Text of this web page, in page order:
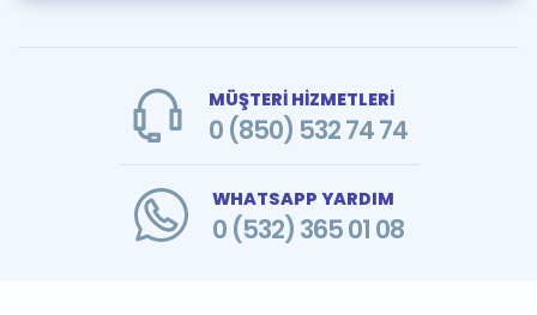
MÜŞTERİ HİZMETLERİ
0 (850) 532 74 74
WHATSAPP YARDIM
0 (532) 365 01 08